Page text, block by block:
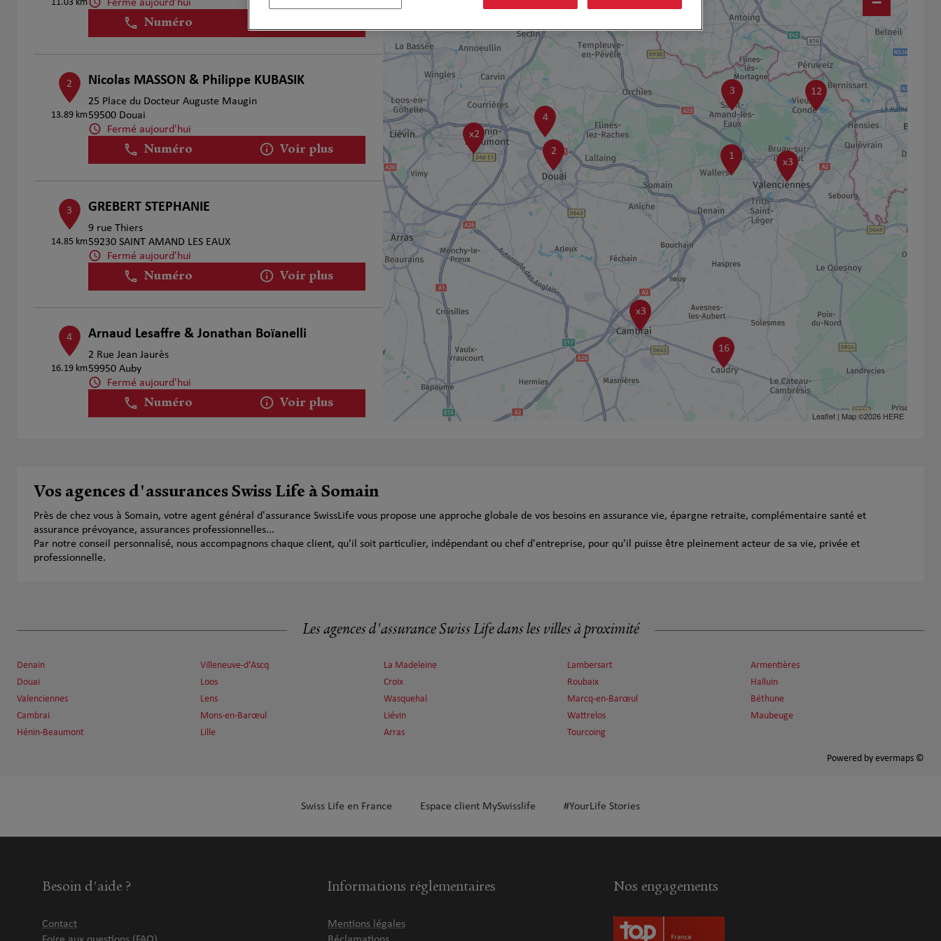
11.03 km
Fermé aujourd'hui
Numéro
2
13.89 km
Nicolas MASSON & Philippe KUBASIK
25 Place du Docteur Auguste Maugin
59500 Douai
Fermé aujourd'hui
Numéro Voir plus
3
14.85 km
GREBERT STEPHANIE
9 rue Thiers
59230 SAINT AMAND LES EAUX
Fermé aujourd'hui
Numéro Voir plus
4
16.19 km
Arnaud Lesaffre & Jonathan Boïanelli
2 Rue Jean Jaurès
59950 Auby
Fermé aujourd'hui
Numéro Voir plus
17.88 km
165 Rue De Famars
59300 Valenciennes
Fermé aujourd'hui
Numéro
Michel DELVALLEE
Fermé aujourd'hui
15
16
x3
x2
4
2
12
3
1
x3
Leaflet| Map ©2026 HERE
Vos agences d'assurances Swiss Life à Somain
Près de chez vous à Somain, votre agent général d'assurance SwissLife vous propose une approche globale de vos besoins en assurance vie, épargne retraite, complémentaire santé et
assurance prévoyance, assurances professionnelles...
Par notre conseil personnalisé, nous accompagnons chaque client, qu'il soit particulier, indépendant ou chef d'entreprise, pour qu'il puisse être pleinement acteur de sa vie, privée et
professionnelle.
Les agences d'assurance Swiss Life dans les villes à proximité
Denain
Douai
Valenciennes
Cambrai
Hénin-Beaumont
Villeneuve-d'Ascq
Loos
Lens
Mons-en-Barœul
Lille
La Madeleine
Croix
Wasquehal
Liévin
Arras
Lambersart
Roubaix
Marcq-en-Barœul
Wattrelos
Tourcoing
Armentières
Halluin
Béthune
Maubeuge
Powered by evermaps ©
Swiss Life en France Espace client MySwisslife #YourLife Stories
Besoin d'aide ?
Contact
Informations réglementaires
Mentions légales
Nos engagements